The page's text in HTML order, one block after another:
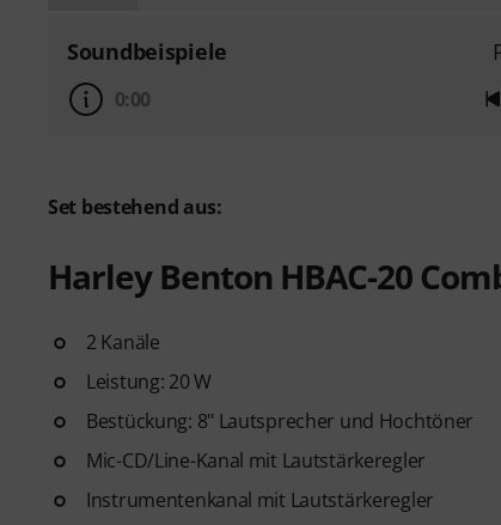
Soundbeispiele
0:00
Set bestehend aus:
Harley Benton HBAC-20
2 Kanäle
Leistung: 20 W
Bestückung: 8" Lautsprecher und Hochtöner
Mic-CD/Line-Kanal mit Lautstärkeregler
Instrumentenkanal mit Lautstärkeregler